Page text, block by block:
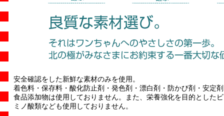
安全確認をした新鮮な素材のみを使用。
着色料・保存料・酸化防止剤・発色剤・漂白剤・防かび剤・安定
食品添加物は使用しておりません。また、栄養強化を目的とした
ミノ酸類なども使用しておりません。